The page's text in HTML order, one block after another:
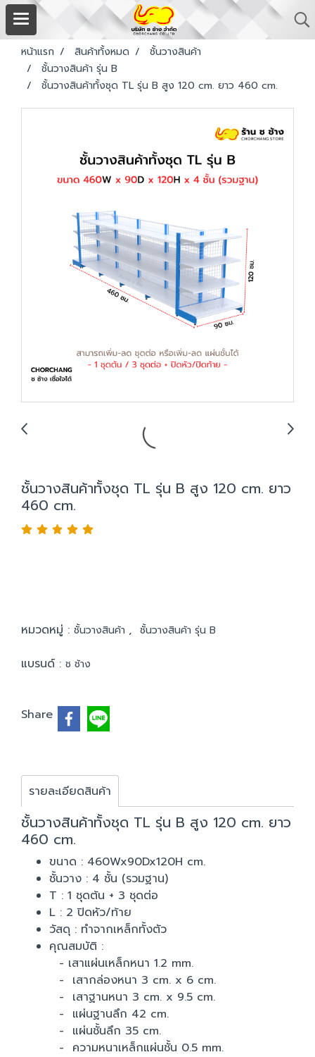
หน้าแรก สินค้าทั้งหมด
ชั้นวางสินค้า
ชั้นวางสินค้า รุ่น B
ชั้นวางสินค้าทั้งชุด TL รุ่น B สูง 120 cm. ยาว 460 cm.
ชั้นวางสินค้าทั้งชุด TL รุ่น B สูง 120 cm. ยาว
460 cm.
หมวดหมู่ : ชั้นวางสินค้า , ชั้นวางสินค้า รุ่น B
แบรนด์ : ช ช้าง
Share
รายละเอียดสินค้า
ชั้นวางสินค้าทั้งชุด TL รุ่น B สูง 120 cm. ยาว
460 cm.
ขนาด : 460Wx90Dx120H cm.
ชั้นวาง : 4 ชั้น (รวมฐาน)
T : 1 ชุดต้น + 3 ชุดต่อ
L : 2 ปิดหัว/ท้าย
วัสดุ : ทำจากเหล็กทั้งตัว
คุณสมบัติ :
- เสาแผ่นเหล็กหนา 1.2 mm.
- เสากล่องหนา 3 cm. x 6 cm.
- เสาฐานหนา 3 cm. x 9.5 cm.
- แผ่นฐานลึก 42 cm.
- แผ่นชั้นลึก 35 cm.
- ความหนาเหล็กแผ่นชั้น 0.5 mm.